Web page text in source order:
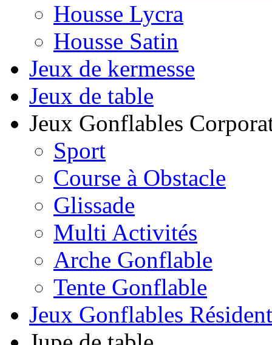
Housse Lycra
Housse Satin
Jeux de kermesse
Jeux de table
Jeux Gonflables
Sport
Course à Obstacle
Glissade
Multi Activités
Arche Gonflable
Tente Gonflable
Jeux Gonflables